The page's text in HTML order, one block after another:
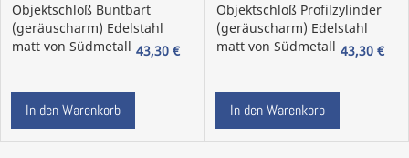
Objektschloß Buntbart
(geräuscharm) Edelstahl
matt von Südmetall 43,30 €
In den Warenkorb
Objektschloß Profilzylinder
(geräuscharm) Edelstahl
matt von Südmetall 43,30 €
In den Warenkorb